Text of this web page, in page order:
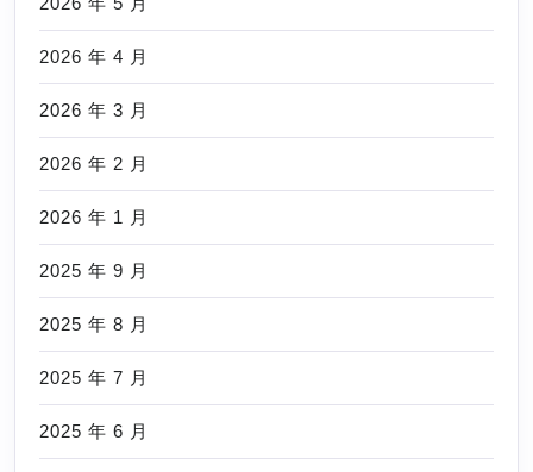
2026 年 4 月
2026 年 3 月
2026 年 2 月
2026 年 1 月
2025 年 9 月
2025 年 8 月
2025 年 7 月
2025 年 6 月